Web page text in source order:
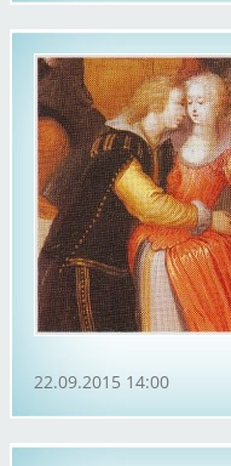
22.09.2015 14:00